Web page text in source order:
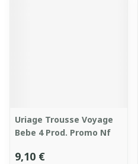
Uriage Trousse Voyage
Bebe 4 Prod. Promo Nf
9,10 €